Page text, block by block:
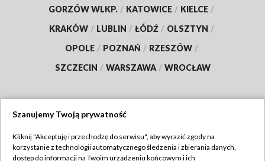
GORZÓW WLKP. / KATOWICE / KIELCE /
KRAKÓW / LUBLIN / ŁÓDŹ / OLSZTYN /
OPOLE / POZNAŃ / RZESZÓW /
SZCZECIN / WARSZAWA / WROCŁAW
TVP
Szanujemy Twoją prywatność
Kliknij "Akceptuję i przechodzę do serwisu", aby wyrazić zgody na
korzystanie z technologii automatycznego śledzenia i zbierania danych,
dostęp do informacji na Twoim urządzeniu końcowym i ich